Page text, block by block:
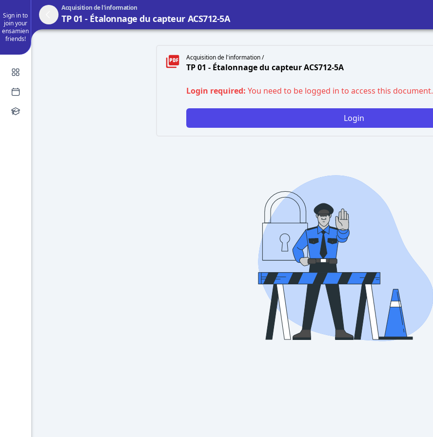
Sign in to
join your
ensamien
friends!
Acquisition de l'information
TP 01 - Étalonnage du capteur ACS712-5A
Acquisition de l'information /
TP 01 - Étalonnage du capteur ACS712-5A
Login required: You need to be logged in to access this document.
Login